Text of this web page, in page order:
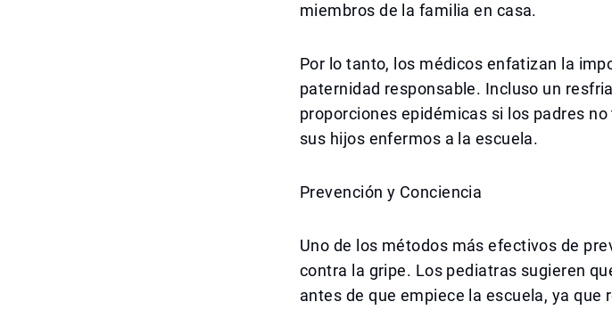
miembros de la familia en casa.
Por lo tanto, los médicos enfatizan la
paternidad responsable. Incluso un
proporciones epidémicas si los padres
sus hijos enfermos a la escuela.
Prevención y Conciencia
Uno de los métodos más efectivos de
contra la gripe. Los pediatras sugieren
antes de que empiece la escuela, ya